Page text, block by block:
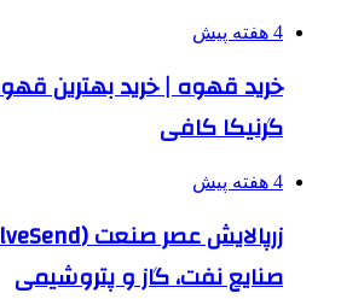
4 هفته پیش
خرید قهوه | خرید بهترین
گرنیکا کافی
4 هفته پیش
صنایع نفت، گاز و پتروشیمی